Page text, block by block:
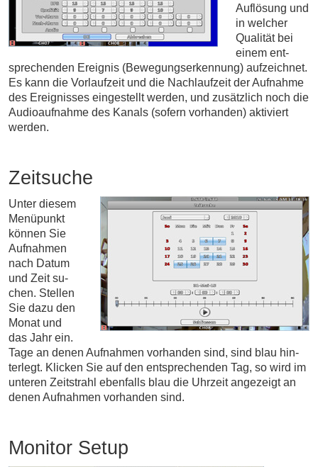
Auflösung und
in welcher
Qualität bei
einem ent­
sprechenden Ereignis (Bewe­gungs­er­kennung) aufzeichnet.
Es kann die Vor­lauf­zeit und die Nach­laufzeit der Auf­nahme
des Ereig­nisses einge­stellt werden, und zusätzlich noch die
Audio­aufnahme des Kanals (sofern vorhanden) aktiviert
werden.
Zeitsuche
Unter die­sem
Me­nü­punkt
kön­nen Sie
Auf­nah­men
nach Datum
und Zeit su­
chen. Stel­len
Sie dazu den
Monat und
das Jahr ein.
Tage an denen Auf­nah­men vor­han­den sind, sind blau hin­
ter­legt. Klicken Sie auf den ent­sprechen­den Tag, so wird im
un­te­ren Zeit­strahl eben­falls blau die Uhr­zeit ange­zeigt an
denen Auf­nah­men vor­han­den sind.
Monitor Setup